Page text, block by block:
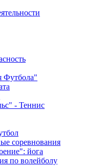
Футбола"
- Теннис
соревнования
йога
по волейболу